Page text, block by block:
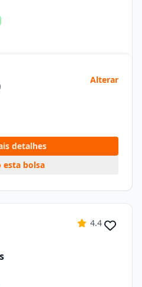
Alterar
detalhes
esta bolsa
4.4